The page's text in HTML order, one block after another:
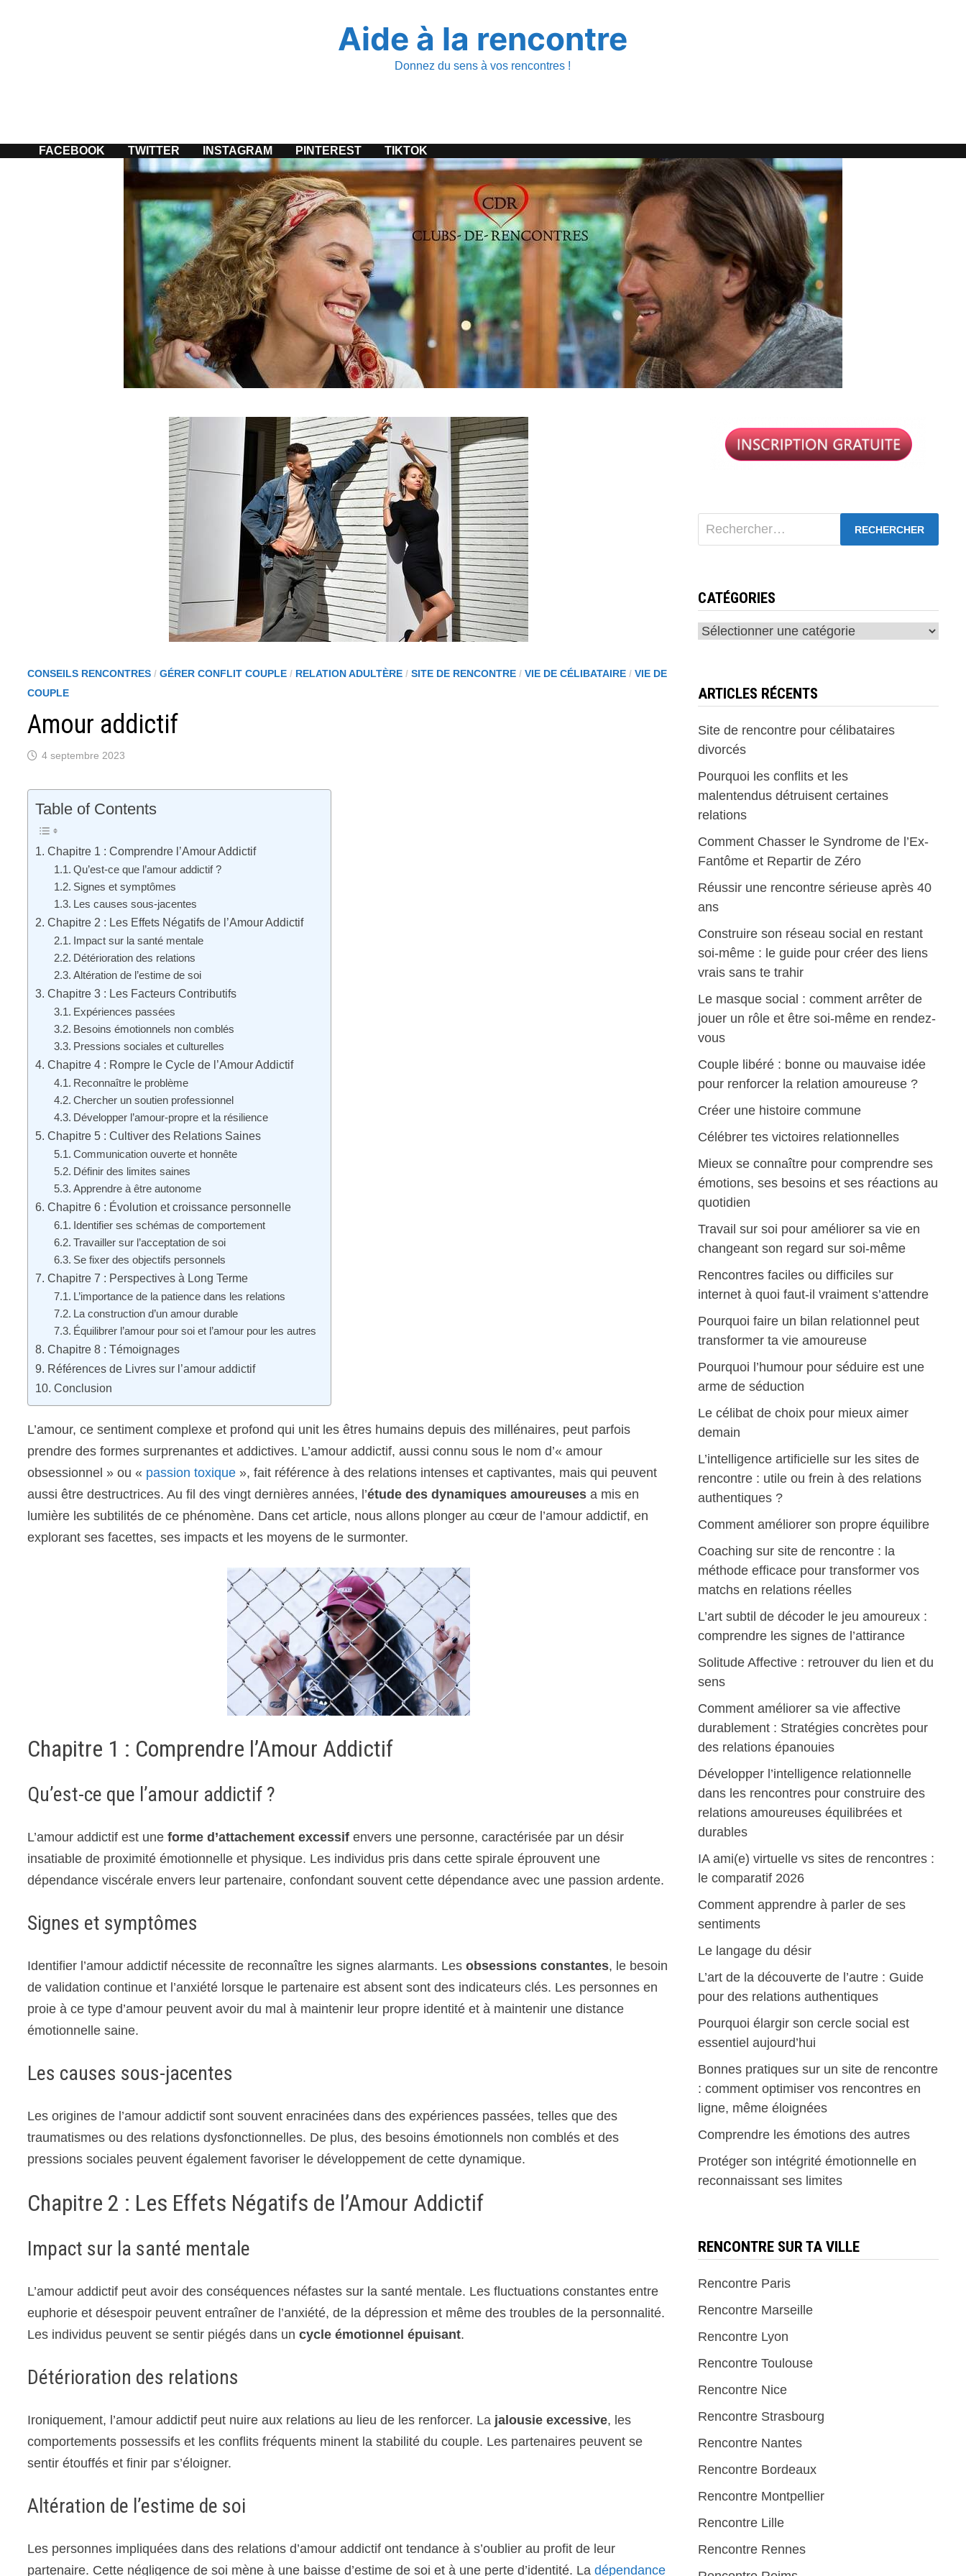
Aide à la rencontre
Donnez du sens à vos rencontres !
FACEBOOK TWITTER INSTAGRAM PINTEREST TIKTOK
CONSEILS RENCONTRES /GÉRER CONFLIT COUPLE / RELATION ADULTÈRE /SITE DE RENCONTRE /VIE DE CÉLIBATAIRE /VIE DE
COUPLE
Amour addictif
4 septembre 2023
Table of Contents
Chapitre 1 : Comprendre l’Amour Addictif
Qu’est-ce que l’amour addictif ?
Signes et symptômes
Les causes sous-jacentes
Chapitre 2 : Les Effets Négatifs de l’Amour Addictif
Impact sur la santé mentale
Détérioration des relations
Altération de l’estime de soi
Chapitre 3 : Les Facteurs Contributifs
Expériences passées
Besoins émotionnels non comblés
Pressions sociales et culturelles
Chapitre 4 : Rompre le Cycle de l’Amour Addictif
Reconnaître le problème
Chercher un soutien professionnel
Développer l’amour-propre et la résilience
Chapitre 5 : Cultiver des Relations Saines
Communication ouverte et honnête
Définir des limites saines
Apprendre à être autonome
Chapitre 6 : Évolution et croissance personnelle
Identifier ses schémas de comportement
Travailler sur l’acceptation de soi
Se fixer des objectifs personnels
Chapitre 7 : Perspectives à Long Terme
L’importance de la patience dans les relations
La construction d’un amour durable
Équilibrer l’amour pour soi et l’amour pour les autres
Chapitre 8 : Témoignages
Références de Livres sur l’amour addictif
Conclusion
L’amour, ce sentiment complexe et profond qui unit les êtres humains depuis des millénaires, peut parfois
prendre des formes surprenantes et addictives. L’amour addictif, aussi connu sous le nom d’« amour
obsessionnel » ou « passion toxique », fait référence à des relations intenses et captivantes, mais qui peuvent
aussi être destructrices. Au fil des vingt dernières années, l’étude des dynamiques amoureuses a mis en
lumière les subtilités de ce phénomène. Dans cet article, nous allons plonger au cœur de l’amour addictif, en
explorant ses facettes, ses impacts et les moyens de le surmonter.
Chapitre 1 : Comprendre l’Amour Addictif
Qu’est-ce que l’amour addictif ?
L’amour addictif est uneforme d’attachement excessif envers une personne, caractérisée par un désir
insatiable de proximité émotionnelle et physique. Les individus pris dans cette spirale éprouvent une
dépendance viscérale envers leur partenaire, confondant souvent cette dépendance avec une passion ardente.
Signes et symptômes
Identifier l’amour addictif nécessite de reconnaître les signes alarmants. Lesobsessions constantes, le besoin
de validation continue et l’anxiété lorsque le partenaire est absent sont des indicateurs clés. Les personnes en
proie à ce type d’amour peuvent avoir du mal à maintenir leur propre identité et à maintenir une distance
émotionnelle saine.
Les causes sous-jacentes
Les origines de l’amour addictif sont souvent enracinées dans des expériences passées, telles que des
traumatismes ou des relations dysfonctionnelles. De plus, des besoins émotionnels non comblés et des
pressions sociales peuvent également favoriser le développement de cette dynamique.
Chapitre 2 : Les Effets Négatifs de l’Amour Addictif
Impact sur la santé mentale
L’amour addictif peut avoir des conséquences néfastes sur la santé mentale. Les fluctuations constantes entre
euphorie et désespoir peuvent entraîner de l’anxiété, de la dépression et même des troubles de la personnalité.
Les individus peuvent se sentir piégés dans uncycle émotionnel épuisant.
Détérioration des relations
Ironiquement, l’amour addictif peut nuire aux relations au lieu de les renforcer. La jalousie excessive, les
comportements possessifs et les conflits fréquents minent la stabilité du couple. Les partenaires peuvent se
sentir étouffés et finir par s’éloigner.
Altération de l’estime de soi
Les personnes impliquées dans des relations d’amour addictif ont tendance à s’oublier au profit de leur
partenaire. Cette négligence de soi mène à une baisse d’estime de soi et à une perte d’identité. Ladépendance
Rechercher :
CATÉGORIES
Catégories
ARTICLES RÉCENTS
Site de rencontre pour célibataires
divorcés
Pourquoi les conflits et les
malentendus détruisent certaines
relations
Comment Chasser le Syndrome de l’Ex-
Fantôme et Repartir de Zéro
Réussir une rencontre sérieuse après 40
ans
Construire son réseau social en restant
soi-même : le guide pour créer des liens
vrais sans te trahir
Le masque social : comment arrêter de
jouer un rôle et être soi-même en rendez-
vous
Couple libéré : bonne ou mauvaise idée
pour renforcer la relation amoureuse ?
Créer une histoire commune
Célébrer tes victoires relationnelles
Mieux se connaître pour comprendre ses
émotions, ses besoins et ses réactions au
quotidien
Travail sur soi pour améliorer sa vie en
changeant son regard sur soi-même
Rencontres faciles ou difficiles sur
internet à quoi faut-il vraiment s’attendre
Pourquoi faire un bilan relationnel peut
transformer ta vie amoureuse
Pourquoi l’humour pour séduire est une
arme de séduction
Le célibat de choix pour mieux aimer
demain
L’intelligence artificielle sur les sites de
rencontre : utile ou frein à des relations
authentiques ?
Comment améliorer son propre équilibre
Coaching sur site de rencontre : la
méthode efficace pour transformer vos
matchs en relations réelles
L’art subtil de décoder le jeu amoureux :
comprendre les signes de l’attirance
Solitude Affective : retrouver du lien et du
sens
Comment améliorer sa vie affective
durablement : Stratégies concrètes pour
des relations épanouies
Développer l’intelligence relationnelle
dans les rencontres pour construire des
relations amoureuses équilibrées et
durables
IA ami(e) virtuelle vs sites de rencontres :
le comparatif 2026
Comment apprendre à parler de ses
sentiments
Le langage du désir
L’art de la découverte de l’autre : Guide
pour des relations authentiques
Pourquoi élargir son cercle social est
essentiel aujourd’hui
Bonnes pratiques sur un site de rencontre
: comment optimiser vos rencontres en
ligne, même éloignées
Comprendre les émotions des autres
Protéger son intégrité émotionnelle en
reconnaissant ses limites
RENCONTRE SUR TA VILLE
Rencontre Paris
Rencontre Marseille
Rencontre Lyon
Rencontre Toulouse
Rencontre Nice
Rencontre Strasbourg
Rencontre Nantes
Rencontre Bordeaux
Rencontre Montpellier
Rencontre Lille
Rencontre Rennes